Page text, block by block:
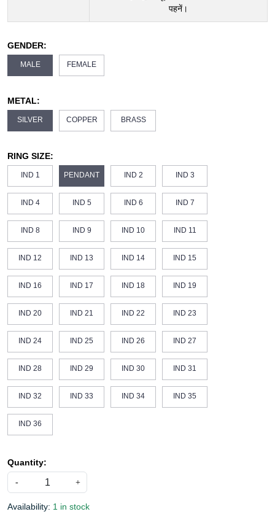
पहनें।
GENDER:
MALE FEMALE
METAL:
SILVER COPPER BRASS
RING SIZE:
IND 1 PENDANT IND 2 IND 3
IND 4 IND 5 IND 6 IND 7
IND 8 IND 9 IND 10 IND 11
IND 12 IND 13 IND 14 IND 15
IND 16 IND 17 IND 18 IND 19
IND 20 IND 21 IND 22 IND 23
IND 24 IND 25 IND 26 IND 27
IND 28 IND 29 IND 30 IND 31
IND 32 IND 33 IND 34 IND 35
IND 36
Quantity:
- +
Availability: 1 in stock